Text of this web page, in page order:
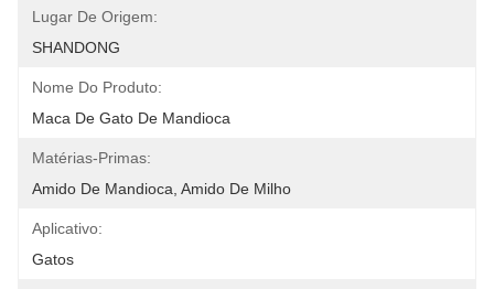
Lugar De Origem:
SHANDONG
Nome Do Produto:
Maca De Gato De Mandioca
Matérias-Primas:
Amido De Mandioca, Amido De Milho
Aplicativo:
Gatos